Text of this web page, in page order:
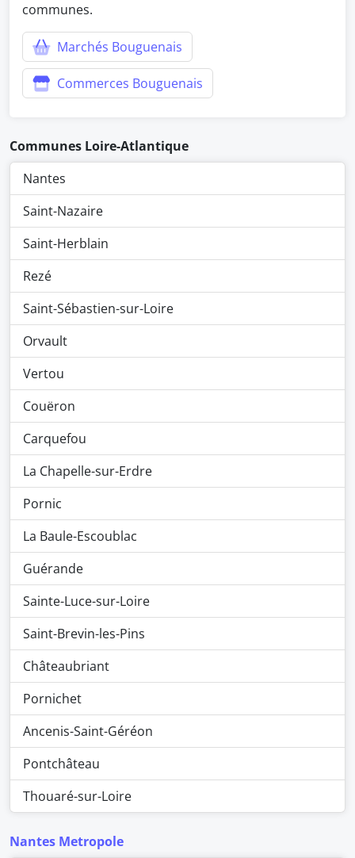
communes.
Marchés Bouguenais
Commerces Bouguenais
Communes Loire-Atlantique
Nantes
Saint-Nazaire
Saint-Herblain
Rezé
Saint-Sébastien-sur-Loire
Orvault
Vertou
Couëron
Carquefou
La Chapelle-sur-Erdre
Pornic
La Baule-Escoublac
Guérande
Sainte-Luce-sur-Loire
Saint-Brevin-les-Pins
Châteaubriant
Pornichet
Ancenis-Saint-Géréon
Pontchâteau
Thouaré-sur-Loire
Nantes Metropole